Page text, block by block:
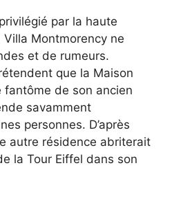
par la haute
Montmorency ne
et de rumeurs.
que la Maison
fantôme de son ancien
savamment
personnes. D’après
autre résidence abriterait
la Tour Eiffel dans son